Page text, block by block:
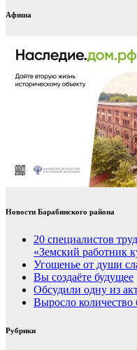
Афиша
Новости Барабинского района
20 специалистов
«Земский работник
Угощенье от души
Вы создаёте будущее
Обсудили одну из
Выросло
Рубрики